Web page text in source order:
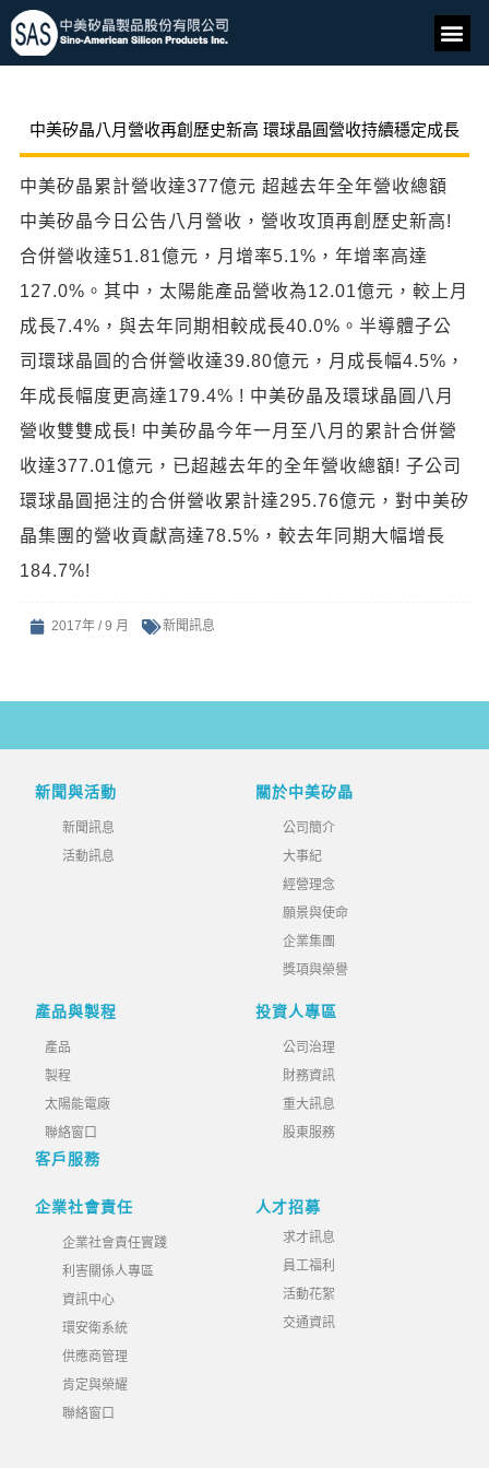
中美矽晶八月營收再創歷史新高 環球晶圓營收持續穩定成長
中美矽晶累計營收達377億元 超越去年全年營收總額
中美矽晶今日公告八月營收，營收攻頂再創歷史新高!
合併營收達51.81億元，月增率5.1%，年增率高達
127.0%。其中，太陽能產品營收為12.01億元，較上月
成長7.4%，與去年同期相較成長40.0%。半導體子公
司環球晶圓的合併營收達39.80億元，月成長幅4.5%，
年成長幅度更高達179.4% ! 中美矽晶及環球晶圓八月
營收雙雙成長! 中美矽晶今年一月至八月的累計合併營
收達377.01億元，已超越去年的全年營收總額! 子公司
環球晶圓挹注的合併營收累計達295.76億元，對中美矽
晶集團的營收貢獻高達78.5%，較去年同期大幅增長
184.7%!
2017年 / 9 月 新聞訊息
新聞與活動
新聞訊息
活動訊息
關於中美矽晶
公司簡介
大事紀
經營理念
願景與使命
企業集團
獎項與榮譽
產品與製程
產品
製程
太陽能電廠
聯絡窗口
客戶服務
投資人專區
公司治理
財務資訊
重大訊息
股東服務
企業社會責任
企業社會責任實踐
利害關係人專區
資訊中心
環安衛系統
供應商管理
肯定與榮耀
聯絡窗口
人才招募
求才訊息
員工福利
活動花絮
交通資訊